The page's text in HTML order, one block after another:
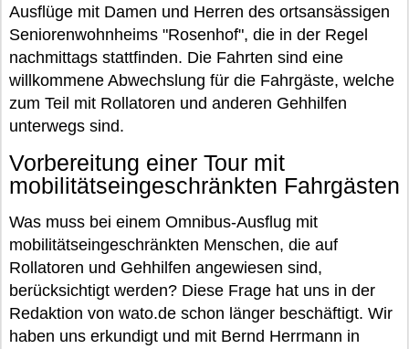
Ausflüge mit Damen und Herren des ortsansässigen
Seniorenwohnheims "Rosenhof", die in der Regel
nachmittags stattfinden. Die Fahrten sind eine
willkommene Abwechslung für die Fahrgäste, welche
zum Teil mit Rollatoren und anderen Gehhilfen
unterwegs sind.
Vorbereitung einer Tour mit
mobilitätseingeschränkten Fahrgästen
Was muss bei einem Omnibus-Ausflug mit
mobilitätseingeschränkten Menschen, die auf
Rollatoren und Gehhilfen angewiesen sind,
berücksichtigt werden? Diese Frage hat uns in der
Redaktion von wato.de schon länger beschäftigt. Wir
haben uns erkundigt und mit Bernd Herrmann in